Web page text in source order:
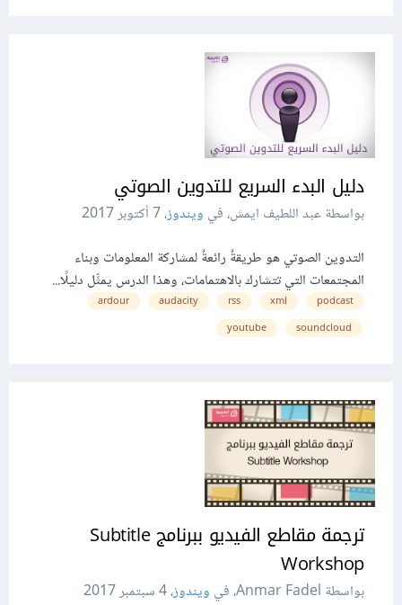
دليل البدء السريع للتدوين الصوتي
بواسطة عبد اللطيف ايمش، في ويندوز،7 أكتوبر 2017
التدوين الصوتي هو طريقةٌ رائعةٌ لمشاركة المعلومات وبناء
المجتمعات التي تتشارك بالاهتمامات، وهذا الدرس يمثِّل دليلًا...
podcast
xml
rss
audacity
ardour
soundcloud
youtube
ترجمة مقاطع الفيديو ببرنامج Subtitle
Workshop
بواسطة Anmar Fadel، في ويندوز،4 سبتمبر 2017